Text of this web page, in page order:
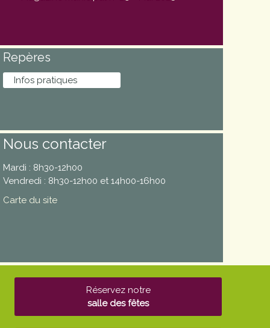
Repères
Infos pratiques
Nous contacter
Mardi : 8h30-12h00
Vendredi : 8h30-12h00 et 14h00-16h00
Carte du site
Réservez notre
salle des fêtes